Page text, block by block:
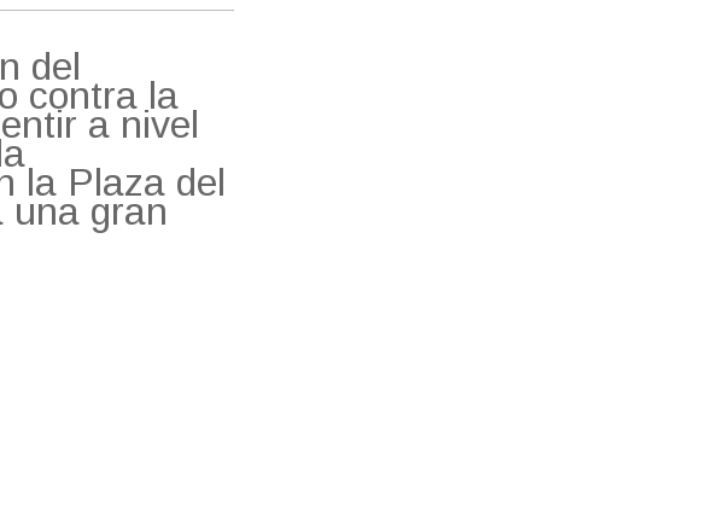
del
contra la
a nivel
la Plaza del
una gran